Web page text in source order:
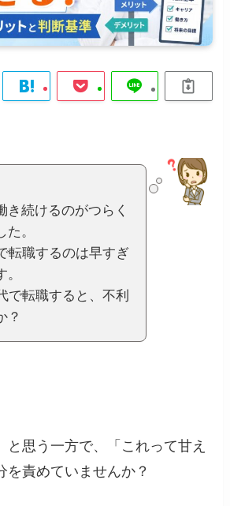
き続けるのがつらく
。
転職するのは早すぎ
で転職すると、不利
？
と思う一方で、「これって甘え
を責めていませんか？